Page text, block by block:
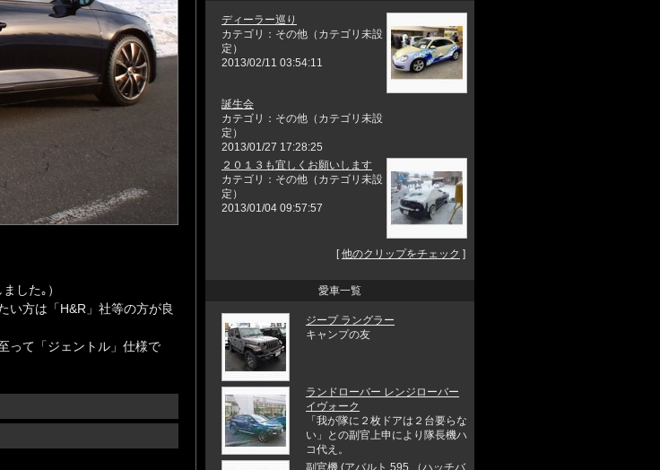
した｡）
い方は「H&R」社等の方が良
って「ジェントル」仕様で
ディーラー巡り
カテゴリ：その他（カテゴリ未設
定）
2013/02/11 03:54:11
誕生会
カテゴリ：その他（カテゴリ未設
定）
2013/01/27 17:28:25
２０１３も宜しくお願いします
カテゴリ：その他（カテゴリ未設
定）
2013/01/04 09:57:57
[他のクリップをチェック ]
愛車一覧
ジープ ラングラー
キャンプの友
ランドローバー レンジローバー
イヴォーク
「我が隊に２枚ドアは２台要らな
い」との副官上申により隊長機ハ
コ代え。
副官機 (アバルト 595 （ハッチバ